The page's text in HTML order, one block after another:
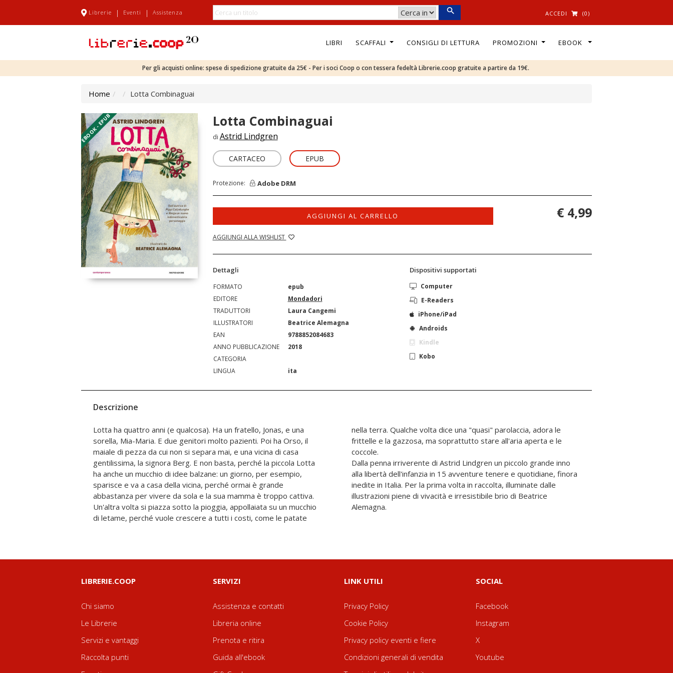
Librerie | Eventi | Assistenza ACCEDI (0)
LIBRI SCAFFALI CONSIGLI DI LETTURA PROMOZIONI EBOOK
Per gli acquisti online: spese di spedizione gratuite da 25€ - Per i soci Coop o con tessera fedeltà Librerie.coop gratuite a partire da 19€.
Home Lotta Combinaguai
EBOOK - EPUB Lotta Combinaguai
di Astrid Lindgren
CARTACEO EPUB
Protezione: Adobe DRM
AGGIUNGI AL CARRELLO
AGGIUNGI ALLA WISHLIST
€ 4,99
Dettagli
FORMATO
epub
EDITORE
Mondadori
TRADUTTORI
Laura Cangemi
ILLUSTRATORI
Beatrice Alemagna
EAN
9788852084683
ANNO PUBBLICAZIONE
2018
CATEGORIA
LINGUA
ita
Dispositivi supportati
Computer
E-Readers
iPhone/iPad
Androids
Kindle
Kobo
Descrizione
Lotta ha quattro anni (e qualcosa). Ha un fratello, Jonas, e una
sorella, Mia-Maria. E due genitori molto pazienti. Poi ha Orso, il
maiale di pezza da cui non si separa mai, e una vicina di casa
gentilissima, la signora Berg. E non basta, perché la piccola Lotta
ha anche un mucchio di idee balzane: un giorno, per esempio,
sparisce e va a casa della vicina, perché ormai è grande
abbastanza per vivere da sola e la sua mamma è troppo cattiva.
Un'altra volta si piazza sotto la pioggia, appollaiata su un mucchio
di letame, perché vuole crescere a tutti i costi, come le patate
nella terra. Qualche volta dice una "quasi" parolaccia, adora le
frittelle e la gazzosa, ma soprattutto stare all'aria aperta e le
coccole.
Dalla penna irriverente di Astrid Lindgren un piccolo grande inno
alla libertà dell'infanzia in 15 avventure tenere e quotidiane, finora
inedite in Italia. Per la prima volta in raccolta, illuminate dalle
illustrazioni piene di vivacità e irresistibile brio di Beatrice
Alemagna.
LIBRERIE.COOP
Chi siamo
Le Librerie
Servizi e vantaggi
Raccolta punti
SERVIZI
Assistenza e contatti
Libreria online
Prenota e ritira
Guida all'ebook
LINK UTILI
Privacy Policy
Cookie Policy
Privacy policy eventi e fiere
Condizioni generali di vendita
SOCIAL
Facebook
Instagram
X
Youtube